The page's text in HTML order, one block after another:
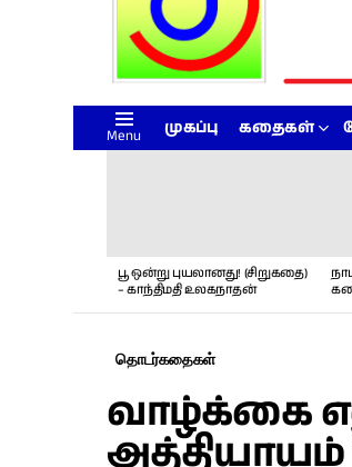
Menu முகப்பு கதைகள்
பூ ஒன்று புயலானது! (சிறுகதை)
– காந்திமதி உலகநாதன்
தொடர்கதைகள்
வாழ்க்கை
அத்தியாயம்